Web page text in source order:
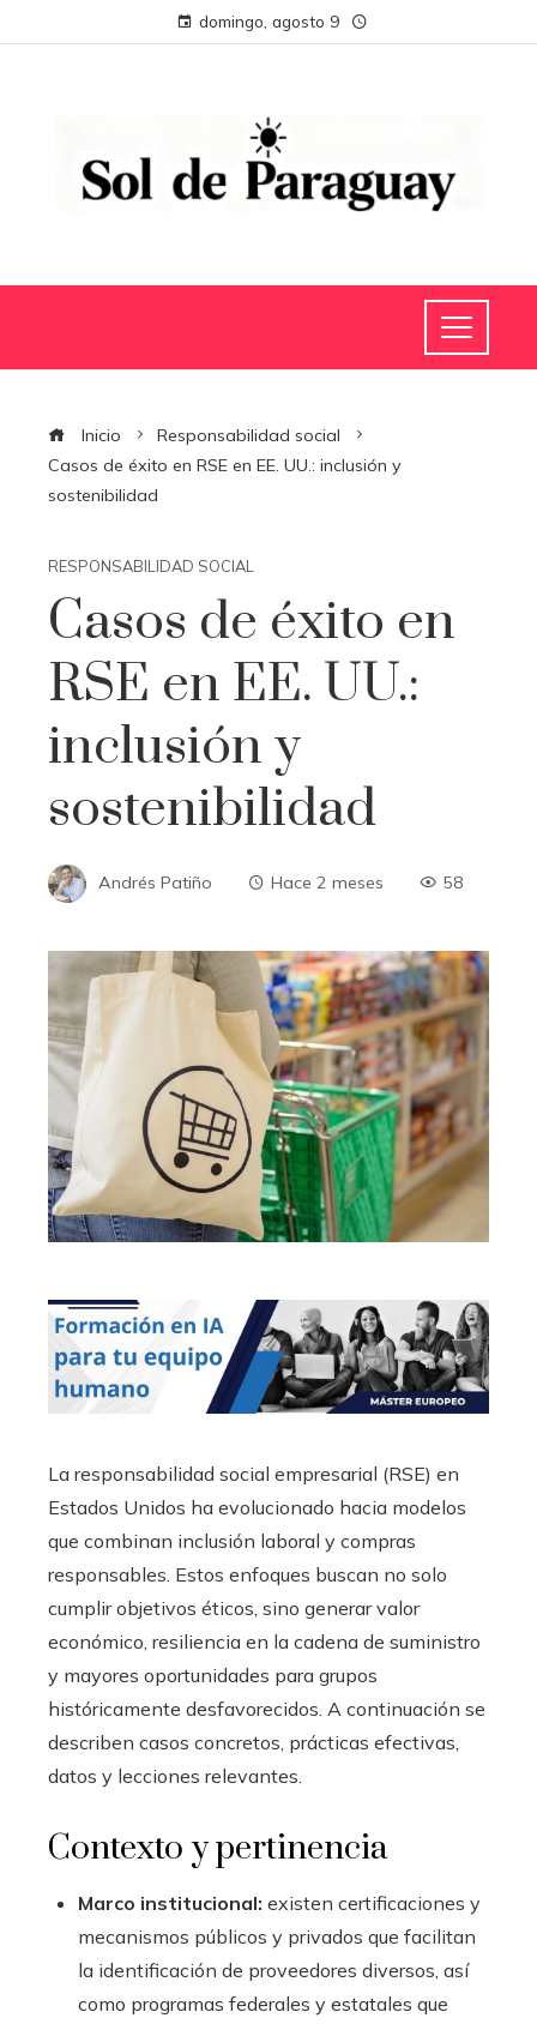
domingo, agosto 9
Inicio
Responsabilidad social
Casos de éxito en RSE en EE. UU.: inclusión y
sostenibilidad
RESPONSABILIDAD SOCIAL
Casos de éxito en
RSE en EE. UU.:
inclusión y
sostenibilidad
Andrés Patiño Hace 2 meses 58
La responsabilidad social empresarial (RSE) en
Estados Unidos ha evolucionado hacia modelos
que combinan inclusión laboral y compras
responsables. Estos enfoques buscan no solo
cumplir objetivos éticos, sino generar valor
económico, resiliencia en la cadena de suministro
y mayores oportunidades para grupos
históricamente desfavorecidos. A continuación se
describen casos concretos, prácticas efectivas,
datos y lecciones relevantes.
Contexto y pertinencia
Marco institucional: existen certificaciones y
mecanismos públicos y privados que facilitan
la identificación de proveedores diversos, así
como programas federales y estatales que